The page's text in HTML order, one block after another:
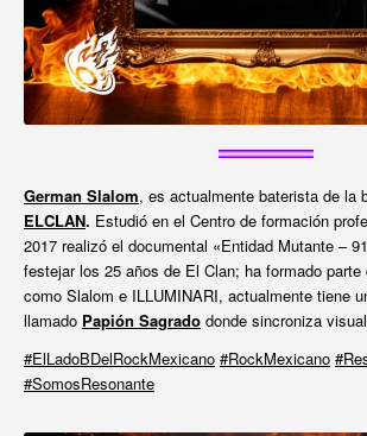
German Slalom, es actualmente baterista de la
ELCLAN. Estudió en el Centro de formación
2017 realizó el documental «Entidad Mutante –
festejar los 25 años de El Clan; ha formado parte
como Slalom e ILLUMINARI, actualmente tiene
llamado Papión Sagrado donde sincroniza
#ElLadoBDelRockMexicano #RockMexicano
#SomosResonante